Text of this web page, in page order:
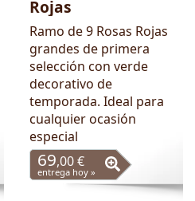
Rojas
Ramo de 9 Rosas Rojas
grandes de primera
selección con verde
decorativo de
temporada. Ideal para
cualquier ocasión
especial
69,00 €
entrega hoy »